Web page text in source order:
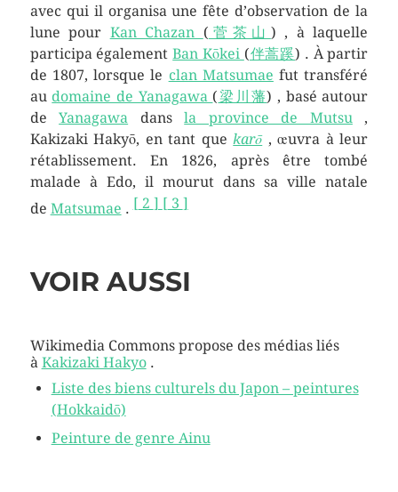
avec qui il organisa une fête d’observation de la
lune pour Kan Chazan ( 菅茶山 ) , à laquelle
participa égalementBan Kōkei (伴蒿蹊) . À partir
de 1807, lorsque le clan Matsumae fut transféré
au domaine de Yanagawa (梁川藩) , basé autour
deYanagawa dansla province de Mutsu,
Kakizaki Hakyō, en tant quekarō, œuvra à leur
rétablissement. En 1826, après être tombé
malade à Edo, il mourut dans sa ville natale
de Matsumae .[ 2 ] [ 3 ]
VOIR AUSSI
Wikimedia Commons propose des médias liés
à Kakizaki Hakyo.
Liste des biens culturels du Japon – peintures
(Hokkaidō)
Peinture de genre Ainu